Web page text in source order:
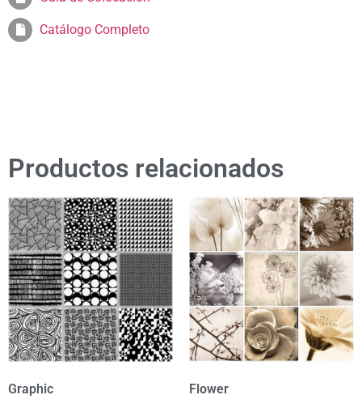
Catálogo Completo
Productos relacionados
Graphic Flower